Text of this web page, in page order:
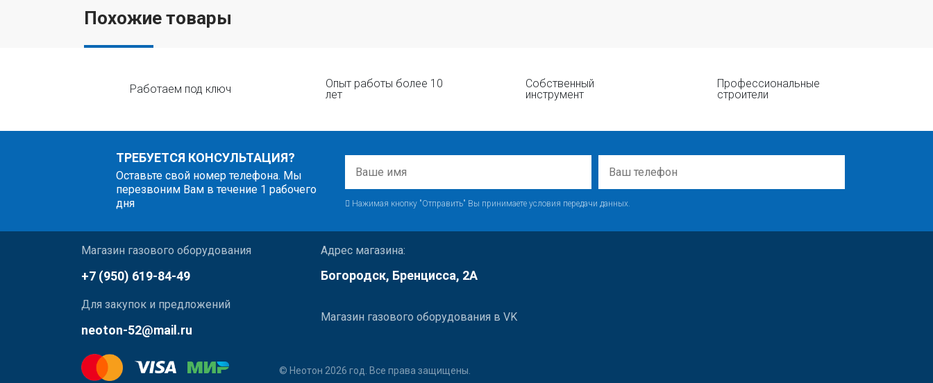
Похожие товары
Работаем под ключ
Опыт работы более 10
лет
Собственный
инструмент
Профессиональные
строители
ТРЕБУЕТСЯ КОНСУЛЬТАЦИЯ?
Оставьте свой номер телефона. Мы
перезвоним Вам в течение 1 рабочего
дня
Нажимая кнопку "Отправить" Вы принимаете условия передачи данных.
Магазин газового оборудования
+7 (950) 619-84-49
Для закупок и предложений
neoton-52@mail.ru
Адрес магазина:
Богородск, Бренцисса, 2А
Магазин газового оборудования в VK
© Неотон 2026 год. Все права защищены.